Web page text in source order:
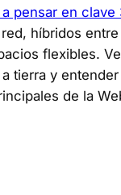
pensar en clave
híbridos
flexibles.
tierra y
de la